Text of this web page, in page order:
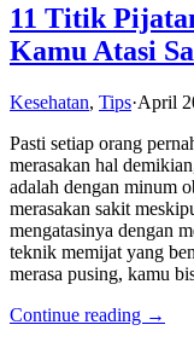
11 Titik
Kamu Atasi
Kesehatan, Tips·April
Pasti setiap orang
merasakan hal
adalah dengan minum
merasakan sakit
mengatasinya dengan
teknik memijat yang
merasa pusing, kamu
Continue reading →